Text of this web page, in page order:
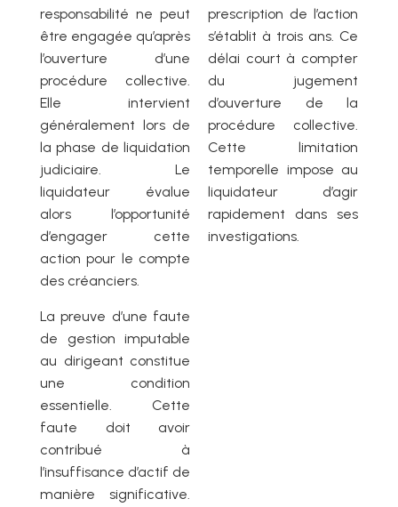
responsabilité ne peut
être engagée qu’après
l’ouverture d’une
procédure collective.
Elle intervient
généralement lors de
la phase de liquidation
judiciaire. Le
liquidateur évalue
alors l’opportunité
d’engager cette
action pour le compte
des créanciers.
La preuve d’une faute
de gestion imputable
au dirigeant constitue
une condition
essentielle. Cette
faute doit avoir
contribué à
l’insuffisance d’actif de
manière significative.
prescription de l’action
s’établit à trois ans. Ce
délai court à compter
du jugement
d’ouverture de la
procédure collective.
Cette limitation
temporelle impose au
liquidateur d’agir
rapidement dans ses
investigations.